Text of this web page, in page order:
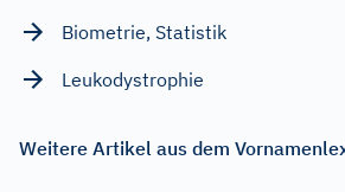
Biometrie, Statistik
Leukodystrophie
Weitere Artikel aus dem